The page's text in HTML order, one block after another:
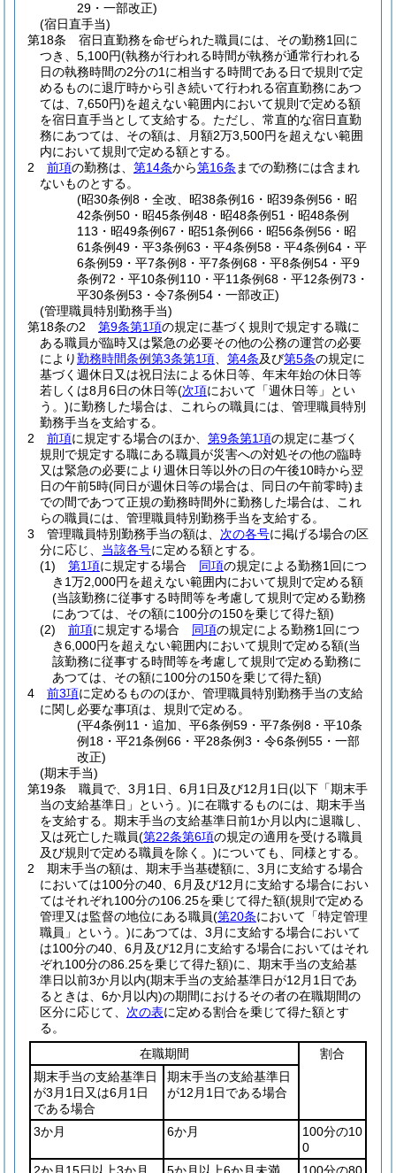
29・一部改正)
(宿日直手当)
第18条
宿日直勤務を命ぜられた職員には、その勤務1回に
つき、5,100円(執務が行われる時間が執務が通常行われる
日の執務時間の2分の1に相当する時間である日で規則で定
めるものに退庁時から引き続いて行われる宿直勤務にあつ
ては、7,650円)を超えない範囲内において規則で定める額
を宿日直手当として支給する。 ただし、常直的な宿日直勤
務にあつては、その額は、月額2万3,500円を超えない範囲
内において規則で定める額とする。
2
前項の勤務は、 第14条から第16条 までの勤務には含まれ
ないものとする。
(昭30条例8・全改、昭38条例16・昭39条例56・昭
42条例50・昭45条例48・昭48条例51・昭48条例
113・昭49条例67・昭51条例66・昭56条例56・昭
61条例49・平3条例63・平4条例58・平4条例64・平
6条例59・平7条例8・平7条例68・平8条例54・平9
条例72・平10条例110・平11条例68・平12条例73・
平30条例53・令7条例54・一部改正)
(管理職員特別勤務手当)
第18条の2
第9条第1項の規定に基づく規則で規定する職に
ある職員が臨時又は緊急の必要その他の公務の運営の必要
により勤務時間条例第3条第1項 第4条及び第5条の規定に
基づく週休日又は祝日法による休日等、年末年始の休日等
若しくは8月6日の休日等(次項において「週休日等」とい
う。)に勤務した場合は、これらの職員には、管理職員特別
勤務手当を支給する。
2
前項に規定する場合のほか、 第9条第1項の規定に基づく
規則で規定する職にある職員が災害への対処その他の臨時
又は緊急の必要により週休日等以外の日の午後10時から翌
日の午前5時(同日が週休日等の場合は、同日の午前零時) ま
での間であつて正規の勤務時間外に勤務した場合は、これ
らの職員には、管理職員特別勤務手当を支給する。
3
管理職員特別勤務手当の額は、 次の各号に掲げる場合の区
分に応じ、 当該各号に定める額とする。
(1)
第1項に規定する場合 同項の規定による勤務1回につ
き1万2,000円を超えない範囲内において規則で定める額
(当該勤務に従事する時間等を考慮して規則で定める勤務
にあつては、その額に100分の150を乗じて得た額)
(2)
前項に規定する場合 同項の規定による勤務1回につ
き6,000円を超えない範囲内において規則で定める額(当
該勤務に従事する時間等を考慮して規則で定める勤務に
あつては、その額に100分の150を乗じて得た額)
4
前3項に定めるもののほか、管理職員特別勤務手当の支給
に関し必要な事項は、規則で定める。
(平4条例11・追加、平6条例59・平7条例8・平10条
例18・平21条例66・平28条例3・令6条例55・一部
改正)
(期末手当)
第19条
職員で、3月1日、6月1日及び12月1日(以下「期末手
当の支給基準日」という。)に在職するものには、期末手当
を支給する。 期末手当の支給基準日前1か月以内に退職し、
又は死亡した職員(第22条第6項の規定の適用を受ける職員
及び規則で定める職員を除く。)についても、同様とする。
2
期末手当の額は、期末手当基礎額に、3月に支給する場合
においては100分の40、6月及び12月に支給する場合におい
てはそれぞれ100分の106.25を乗じて得た額(規則で定める
管理又は監督の地位にある職員(第20条において「特定管理
職員」という。)にあつては、3月に支給する場合において
は100分の40、6月及び12月に支給する場合においてはそれ
ぞれ100分の86.25を乗じて得た額)に、期末手当の支給基
準日以前3か月以内(期末手当の支給基準日が12月1日であ
るときは、6か月以内)の期間におけるその者の在職期間の
区分に応じて、 次の表に定める割合を乗じて得た額とす
る。
在職期間
割合
期末手当の支給基準日
が3月1日又は6月1日
である場合
期末手当の支給基準日
が12月1日である場合
3か月 6か月
100分の10
0